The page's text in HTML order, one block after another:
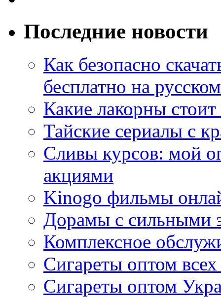
Последние новости
Как безопасно
бесплатно на
Какие лакорны
Тайские сериалы с
Сливы курсов: мой
акциями
Kinogo фильмы
Дорамы с сильными
Комплексное
Сигареты оптом
Сигареты оптом